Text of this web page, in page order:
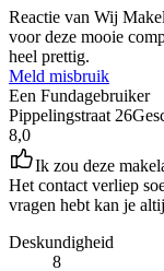
Reactie van Wij
voor deze mooie
heel prettig.
Meld misbruik
Een Fundagebruiker
Pippelingstraat 26
8,0
Ik zou deze
Het contact verliep
vragen hebt kan je
Deskundigheid
8